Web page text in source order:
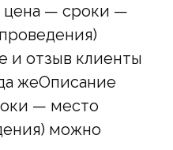
— сроки —
и отзыв клиенты
жеОписание
— место
можно